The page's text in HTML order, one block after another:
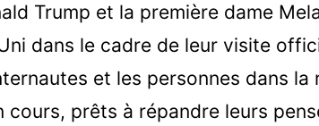
Trump et la première dame
dans le cadre de leur visite
et les personnes dans la
cours, prêts à répandre leurs